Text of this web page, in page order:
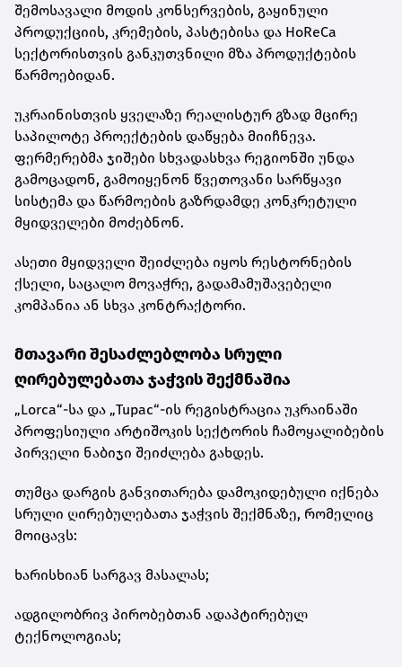
შემოსავალი მოდის კონსერვების, გაყინული
პროდუქციის, კრემების, პასტებისა და HoReCa
სექტორისთვის განკუთვნილი მზა პროდუქტების
წარმოებიდან.
უკრაინისთვის ყველაზე რეალისტურ გზად მცირე
საპილოტე პროექტების დაწყება მიიჩნევა.
ფერმერებმა ჯიშები სხვადასხვა რეგიონში უნდა
გამოცადონ, გამოიყენონ წვეთოვანი სარწყავი
სისტემა და წარმოების გაზრდამდე კონკრეტული
მყიდველები მოძებნონ.
ასეთი მყიდველი შეიძლება იყოს რესტორნების
ქსელი, საცალო მოვაჭრე, გადამამუშავებელი
კომპანია ან სხვა კონტრაქტორი.
მთავარი შესაძლებლობა სრული
ღირებულებათა ჯაჭვის შექმნაშია
„Lorca“-სა და „Tupac“-ის რეგისტრაცია უკრაინაში
პროფესიული არტიშოკის სექტორის ჩამოყალიბების
პირველი ნაბიჯი შეიძლება გახდეს.
თუმცა დარგის განვითარება დამოკიდებული იქნება
სრული ღირებულებათა ჯაჭვის შექმნაზე, რომელიც
მოიცავს:
ხარისხიან სარგავ მასალას;
ადგილობრივ პირობებთან ადაპტირებულ
ტექნოლოგიას;